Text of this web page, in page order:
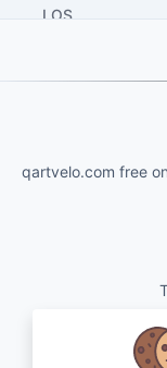
qartvelo.com free